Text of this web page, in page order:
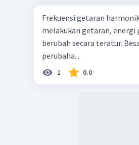
Frekuensi getaran
melakukan getaran,
berubah secara teratur.
perubaha...
1 0.0